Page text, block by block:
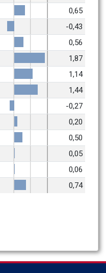
0,65
-0,43
0,56
1,87
1,14
1,44
-0,27
0,20
0,50
0,05
0,06
0,74